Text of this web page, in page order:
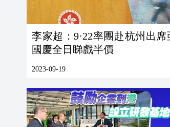
李家超：9·22率團赴杭州出席
國慶全日睇戲半價
2023-09-19